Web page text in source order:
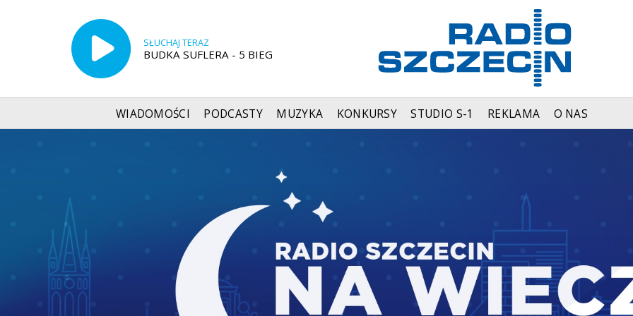
SŁUCHAJ TERAZ
BUDKA SUFLERA - 5 BIEG
WIADOMOŚCI PODCASTY MUZYKA KONKURSY STUDIO S-1 REKLAMA O NAS